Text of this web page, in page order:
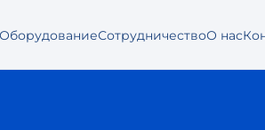
ОборудованиеСотрудничествоО нас